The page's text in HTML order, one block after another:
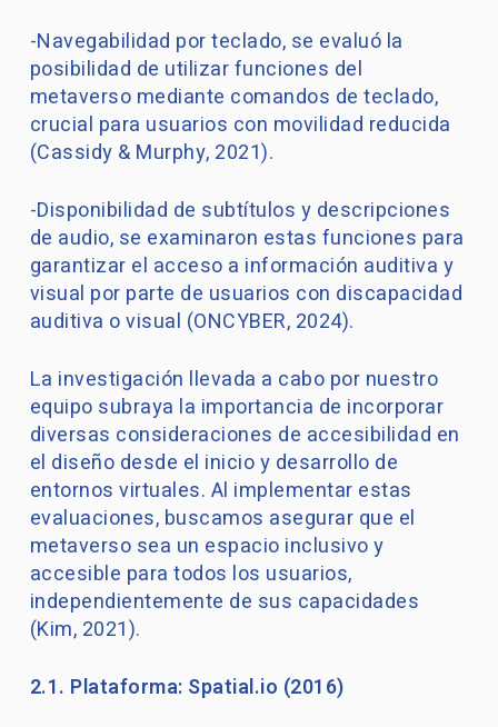
-Navegabilidad por teclado, se evaluó la
posibilidad de utilizar funciones del
metaverso mediante comandos de teclado,
crucial para usuarios con movilidad reducida
(Cassidy & Murphy, 2021).
-Disponibilidad de subtítulos y descripciones
de audio, se examinaron estas funciones para
garantizar el acceso a información auditiva y
visual por parte de usuarios con discapacidad
auditiva o visual (ONCYBER, 2024).
La investigación llevada a cabo por nuestro
equipo subraya la importancia de incorporar
diversas consideraciones de accesibilidad en
el diseño desde el inicio y desarrollo de
entornos virtuales. Al implementar estas
evaluaciones, buscamos asegurar que el
metaverso sea un espacio inclusivo y
accesible para todos los usuarios,
independientemente de sus capacidades
(Kim, 2021).
2.1. Plataforma: Spatial.io (2016)